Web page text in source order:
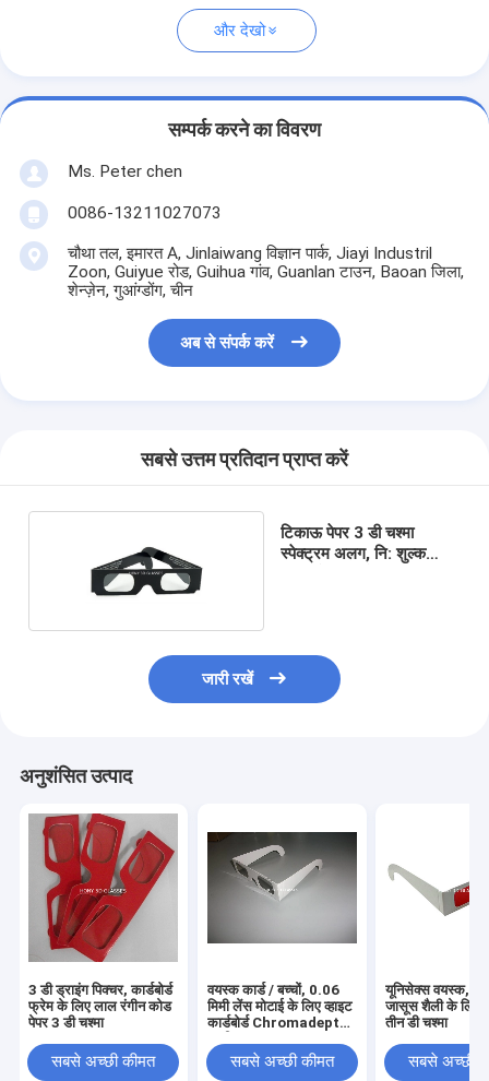
और देखो
सम्पर्क करने का विवरण
Ms. Peter chen
0086-13211027073
चौथा तल, इमारत A, Jinlaiwang विज्ञान पार्क, Jiayi Industril
Zoon, Guiyue रोड, Guihua गांव, Guanlan टाउन, Baoan जिला,
शेन्ज़ेन, गुआंग्डोंग, चीन
अब से संपर्क करें
सबसे उत्तम प्रतिदान प्राप्त करें
टिकाऊ पेपर 3 डी चश्मा
स्पेक्ट्रम अलग, नि: शुल्क
जारी रखें
अनुशंसित उत्पाद
3 डी ड्राइंग पिक्चर, कार्डबोर्ड
फ्रेम के लिए लाल रंगीन कोड
पेपर 3 डी चश्मा
सबसे अच्छी कीमत
वयस्क कार्ड / बच्चों, 0.06
मिमी लेंस मोटाई के लिए व्हाइट
कार्डबोर्ड Chromadepth
सबसे अच्छी कीमत
यूनिसेक्स वयस्क,
जासूस शैली के लिए
तीन डी चश्मा
सबसे अच्छी